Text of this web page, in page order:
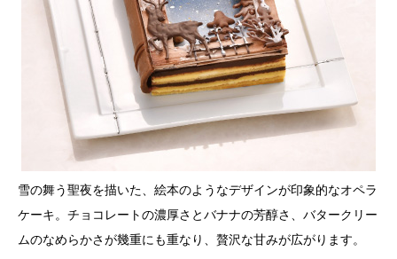
雪の舞う聖夜を描いた、絵本のようなデザインが印象的なオペラ
ケーキ。チョコレートの濃厚さとバナナの芳醇さ、バタークリー
ムのなめらかさが幾重にも重なり、贅沢な甘みが広がります。